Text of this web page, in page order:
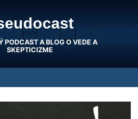
PODCAST A BLOG O VEDE A
SKEPTICIZME